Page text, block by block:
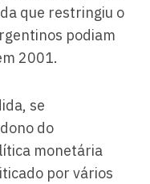
que restringiu o
podiam
2001.
se
do
monetária
por vários